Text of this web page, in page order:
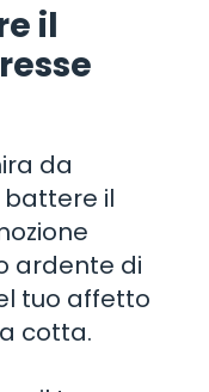
il
da
il
ardente di
tuo affetto
cotta.